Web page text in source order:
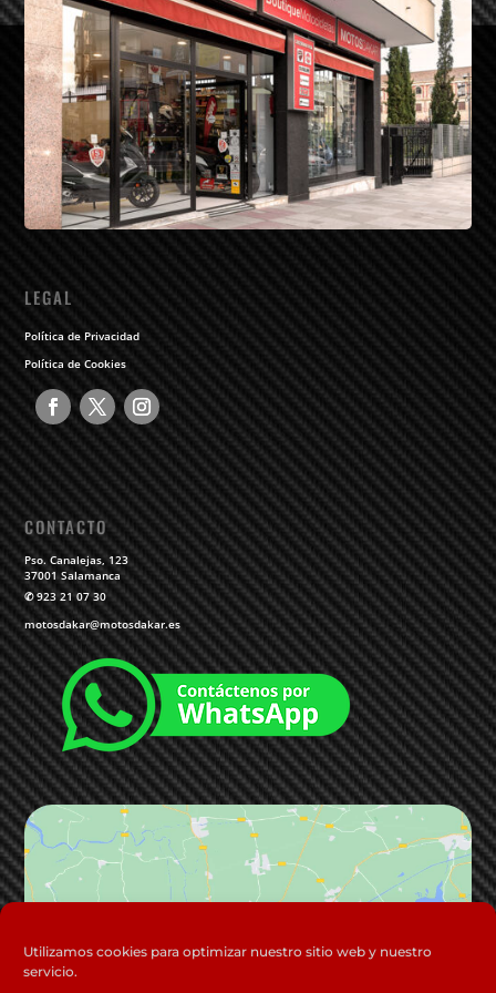
Utilizamos cookies para optimizar nuestro sitio web y nuestro
servicio.
LEGAL
Política de Privacidad
Política de Cookies
CONTACTO
Pso. Canalejas, 123
37001 Salamanca
✆923 21 07 30
motosdakar@motosdakar.es
Haz clic para aceptar cookies de